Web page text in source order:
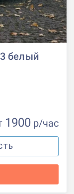
белый
1900 р/час